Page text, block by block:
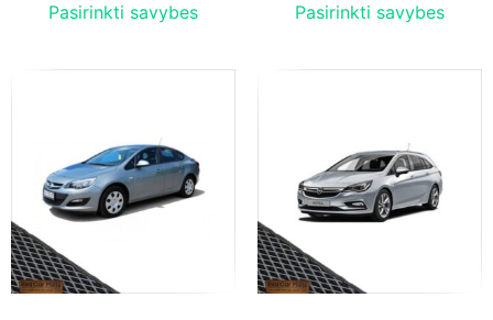
Pasirinkti savybes Pasirinkti savybes